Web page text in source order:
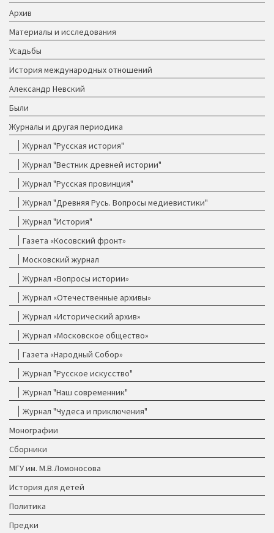
Архив
Материалы и исследования
Усадьбы
История международных отношений
Александр Невский
Были
Журналы и другая периодика
Журнал "Русская история"
Журнал "Вестник древней истории"
Журнал "Русская провинция"
Журнал "Древняя Русь. Вопросы медиевистики"
Журнал "История"
Газета «Косовский фронт»
Московский журнал
Журнал «Вопросы истории»
Журнал «Отечественные архивы»
Журнал «Исторический архив»
Журнал «Московское общество»
Газета «Народный Собор»
Журнал "Русское искусство"
Журнал "Наш современник"
Журнал "Чудеса и приключения"
Монографии
Сборники
МГУ им. М.В.Ломоносова
История для детей
Политика
Предки